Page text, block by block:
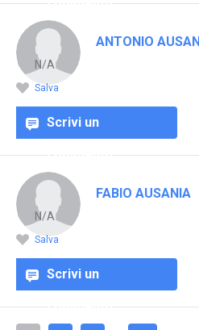
ANTONIO
N/A
Salva
Scrivi un
commento
FABIO AUSANIA
N/A
Salva
Scrivi un
commento